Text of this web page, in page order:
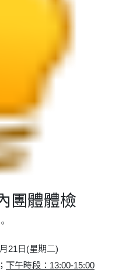
團體體檢
。
21日(星期二)
； 下午時段：13:00-15:00